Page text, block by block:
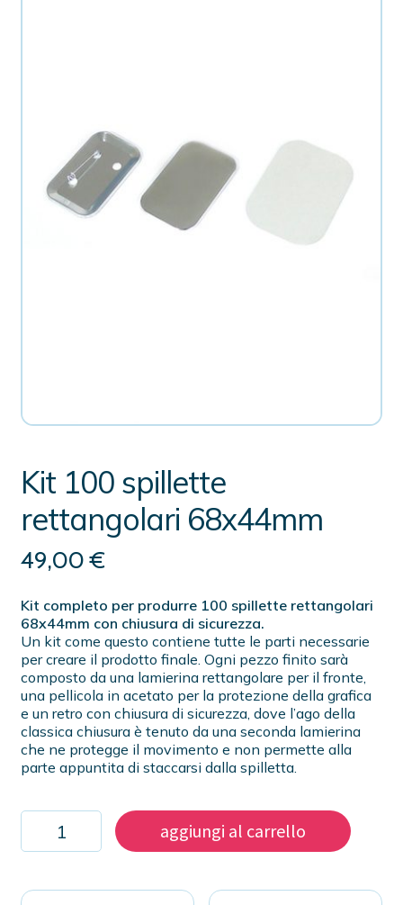
Kit 100 spillette
rettangolari 68x44mm
49,00€
Kit completo per produrre 100 spillette rettangolari
68x44mm con chiusura di sicurezza.
Un kit come questo contiene tutte le parti necessarie
per creare il prodotto finale. Ogni pezzo finito sarà
composto da una lamierina rettangolare per il fronte,
una pellicola in acetato per la protezione della grafica
e un retro con chiusura di sicurezza, dove l’ago della
classica chiusura è tenuto da una seconda lamierina
che ne protegge il movimento e non permette alla
parte appuntita di staccarsi dalla spilletta.
Kit
spillette
68x44mm
aggiungi al carrello